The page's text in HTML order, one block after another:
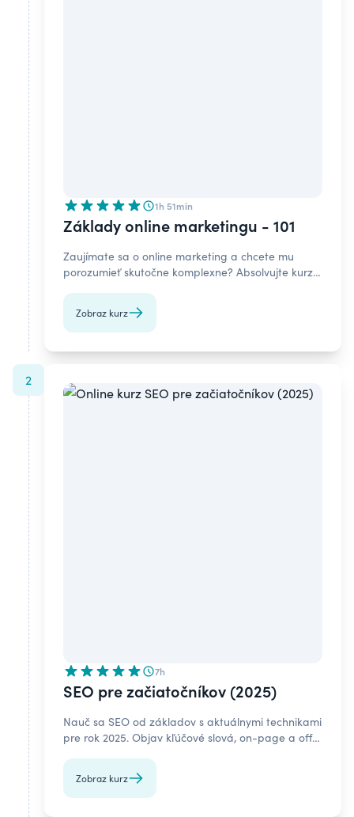
1h 51min
Základy online marketingu - 101
Zaujímate sa o online marketing a chcete mu
porozumieť skutočne komplexne? Absolvujte kurz
začiatočníkov.
Zobraz kurz
2
7h
SEO pre začiatočníkov (2025)
Nauč sa SEO od základov s aktuálnymi technikami
pre rok 2025. Objav kľúčové slová, on-page a off-
Zobraz kurz